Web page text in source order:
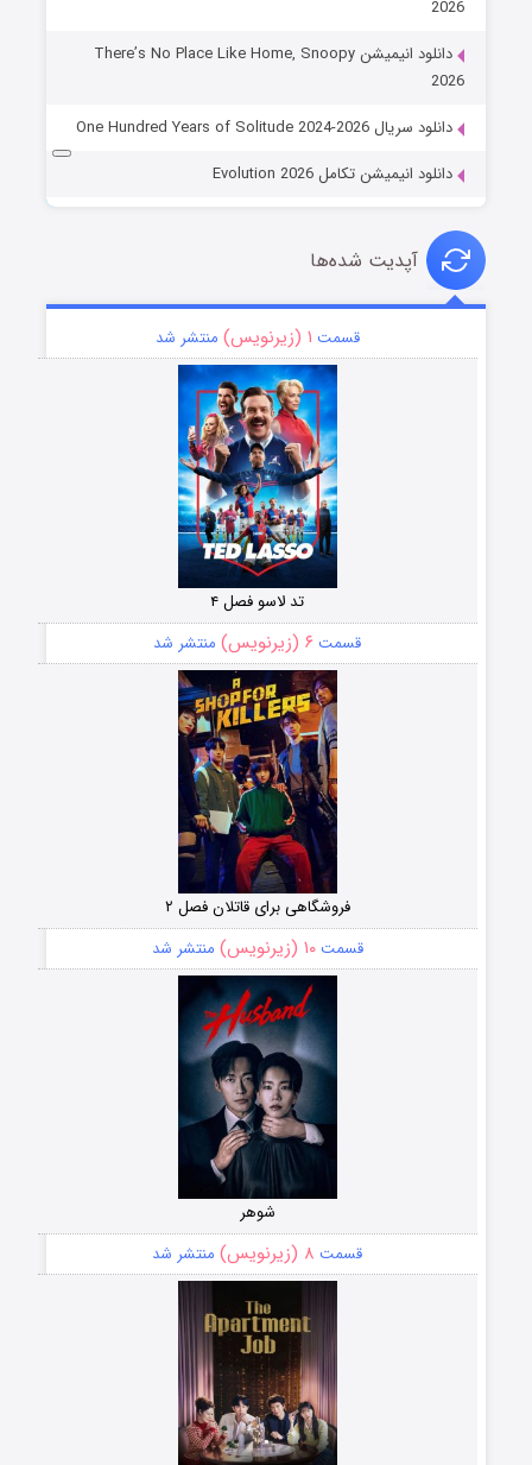
2026
دانلود انیمیشن There’s No Place Like Home, Snoopy
2026
دانلود سریال One Hundred Years of Solitude 2024-2026
دانلود انیمیشن تکامل Evolution 2026
آپدیت شده‌ها
قسمت ۱ (زیرنویس) منتشر شد
تد لاسو فصل ۴
قسمت ۶ (زیرنویس) منتشر شد
فروشگاهی برای قاتلان فصل ۲
قسمت۱۰ (زیرنویس) منتشر شد
شوهر
قسمت ۸ (زیرنویس) منتشر شد